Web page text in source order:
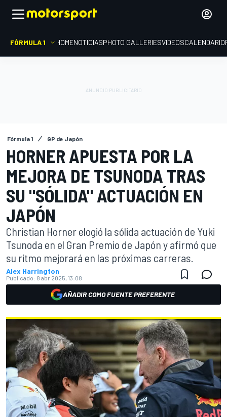
FÓRMULA 1 HOMENOTICIASPHOTO GALLERIESVIDEOSCALENDARIO
Fórmula 1 GP de Japón
HORNER APUESTA POR LA
MEJORA DE TSUNODA TRAS
SU "SÓLIDA" ACTUACIÓN EN
JAPÓN
Christian Horner elogió la sólida actuación de Yuki
Tsunoda en el Gran Premio de Japón y afirmó que
su ritmo mejorará en las próximas carreras.
Alex Harrington
Publicado: 8 abr 2025, 13:08
AÑADIR COMO FUENTE PREFERENTE